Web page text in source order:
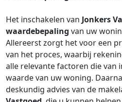
Het inschakelen van Jonkers
waardebepaling van uw
Allereerst zorgt het voor een
van het proces, waarbij
alle relevante factoren die van
waarde van uw woning.
deskundig advies van de